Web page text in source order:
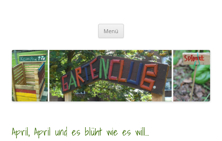
Menü
April, April und es blüht wie es will…